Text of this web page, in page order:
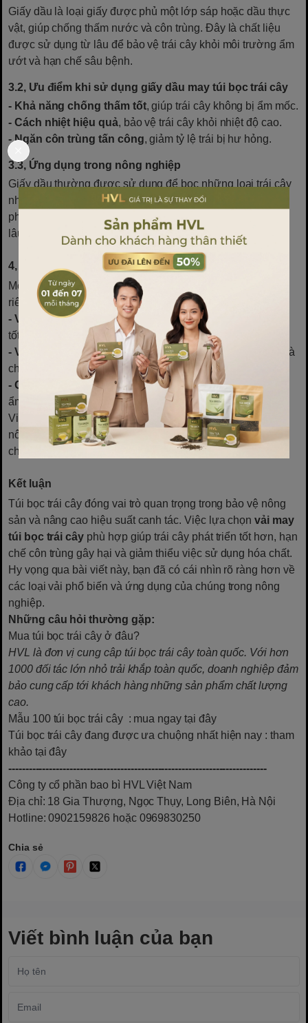
Giấy dầu là loại giấy được phủ một lớp sáp hoặc dầu thực
vật, giúp chống thấm nước và côn trùng. Đây là chất liệu
được sử dụng từ lâu để bảo vệ trái cây khỏi môi trường ẩm
ướt và hạn chế sâu bệnh.
3.2, Ưu điểm khi sử dụng giấy dầu may túi bọc trái cây
- Khả năng chống thấm tốt, giúp trái cây không bị ẩm mốc.
- Cách nhiệt hiệu quả, bảo vệ trái cây khỏi nhiệt độ cao.
- Ngăn côn trùng tấn công, giảm tỷ lệ trái bị hư hỏng.
3.3, Ứng dụng trong nông nghiệp
Giấy dầu thường được sử dụng để bọc những loại trái cây
nhạy cảm với độ ẩm như chuối, xoài, vải, nhãn… Nhờ lớp
phủ đặc biệt, giấy dầu giúp trái cây giữ được độ tươi ngon
lâu hơn mà không cần sử dụng thuốc bảo vệ thực vật.
4, Nên chọn loại vải nào để may túi bọc trái cây?
Mỗi loại vải may túi bọc trái cây đều có ưu và nhược điểm
riêng, tùy thuộc vào nhu cầu sử dụng:
- Vải không dệt
: Thích hợp với nhiều loại trái cây, bảo vệ
tốt, thân thiện môi trường.
- Vải lưới
: Phù hợp với trái cây cần thông thoáng, bền bỉ và
chống côn trùng tốt.
- Giấy dầu
: Lý tưởng cho trái cây dễ bị ảnh hưởng bởi độ
ẩm, giữ trái tươi lâu hơn.
Việc lựa chọn loại vải phù hợp giúp nâng cao chất lượng
nông sản, giảm thất thoát do sâu bệnh và tiết kiệm chi phí
cho nhà vườn.
Kết luận
Túi bọc trái cây đóng vai trò quan trọng trong bảo vệ nông
sản và nâng cao hiệu suất canh tác. Việc lựa chọnvải may
túi bọc trái cây phù hợp giúp trái cây phát triển tốt hơn, hạn
chế côn trùng gây hại và giảm thiểu việc sử dụng hóa chất.
Hy vọng qua bài viết này, bạn đã có cái nhìn rõ ràng hơn về
các loại vải phổ biến và ứng dụng của chúng trong nông
nghiệp.
Những câu hỏi thường gặp:
Mua túi bọc trái cây ở đâu?
HVL là đơn vị cung câp túi bọc trái cây toàn quốc. Với hơn
1000 đối tác lớn nhỏ trải khắp toàn quốc, doanh nghiệp đảm
bảo cung cấp tới khách hàng những sản phẩm chất lượng
cao.
Mẫu 100 túi bọc trái cây : mua ngay tại đây
Túi bọc trái cây đang được ưa chuộng nhất hiện nay : tham
khảo tại đây
----------------------------------------------------------------------------
Công ty cổ phần bao bì HVL Việt Nam
Địa chỉ: 18 Gia Thượng, Ngọc Thụy, Long Biên, Hà Nội
Hotline: 0902159826 hoặc 0969830250
Chia sẻ
Viết bình luận của bạn